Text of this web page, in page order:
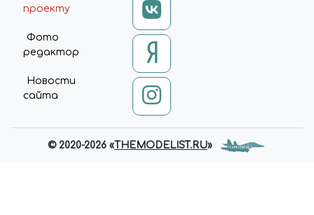
проекту
Фото
редактор
Новости
сайта
© 2020-2026 «THEMODELIST.RU»